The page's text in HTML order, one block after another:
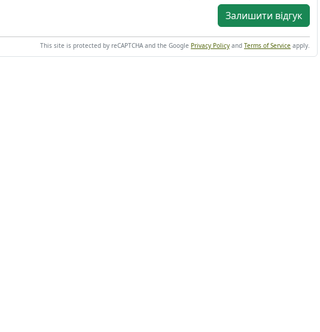
Залишити відгук
This site is protected by reCAPTCHA and the Google Privacy Policy and Terms of Service apply.